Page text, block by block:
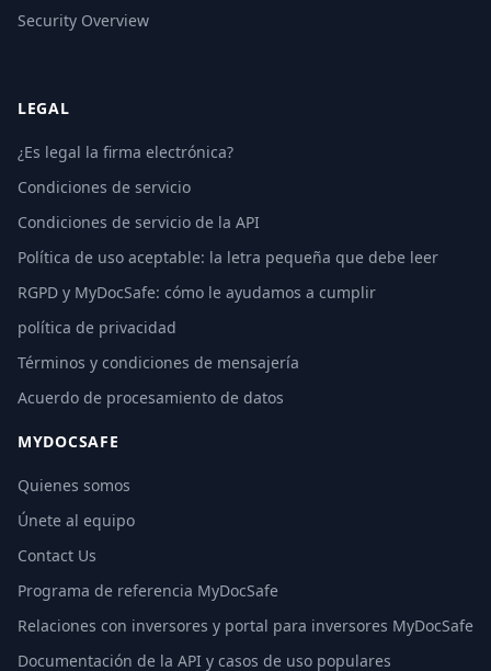
Security Overview
LEGAL
¿Es legal la firma electrónica?
Condiciones de servicio
Condiciones de servicio de la API
Política de uso aceptable: la letra pequeña que debe leer
RGPD y MyDocSafe: cómo le ayudamos a cumplir
política de privacidad
Términos y condiciones de mensajería
Acuerdo de procesamiento de datos
MYDOCSAFE
Quienes somos
Únete al equipo
Contact Us
Programa de referencia MyDocSafe
Relaciones con inversores y portal para inversores MyDocSafe
Documentación de la API y casos de uso populares